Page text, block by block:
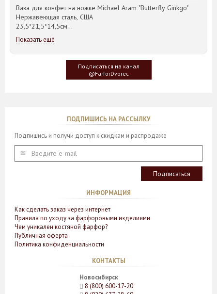
Ваза для конфет на ножке Michael Aram "Butterfly Ginkgo"
Нержавеющая сталь, США
23,5*21,5*14,5см
Идея такого дизайна предметов сервировки стола пришла
создателю, когда он впервые увидел дерево Гинкго Билоба,
у которого растут двойные листья, напоминающие крылья
Показать ещё
Подписаться на канал
@FarforDvorec
ПОДПИШИСЬ НА РАССЫЛКУ
Подпишись и получи доступ к скидкам и распродаже
ИНФОРМАЦИЯ
Как сделать заказ через интернет
Правила по уходу за фарфоровыми изделиями
Чем уникален костяной фарфор?
Публичная оферта
Политика конфиденциальности
КОНТАКТЫ
Новосибирск
8 (800) 600-17-20